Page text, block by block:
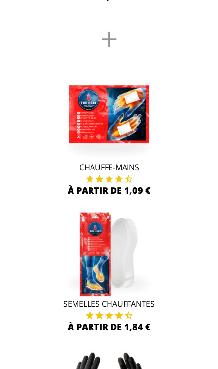
+
CHAUFFE-MAINS
À PARTIR DE 1,09 €
SEMELLES CHAUFFANTES
À PARTIR DE 1,84 €